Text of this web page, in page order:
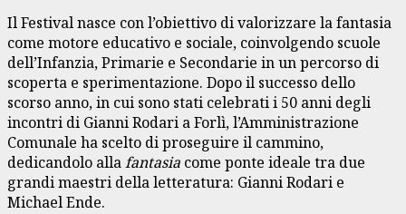
Il Festival nasce con l’obiettivo di valorizzare la fantasia
come motore educativo e sociale, coinvolgendo scuole
dell’Infanzia, Primarie e Secondarie in un percorso di
scoperta e sperimentazione. Dopo il successo dello
scorso anno, in cui sono stati celebrati i 50 anni degli
incontri di Gianni Rodari a Forlì, l’Amministrazione
Comunale ha scelto di proseguire il cammino,
dedicandolo allafantasia come ponte ideale tra due
grandi maestri della letteratura: Gianni Rodari e
Michael Ende.